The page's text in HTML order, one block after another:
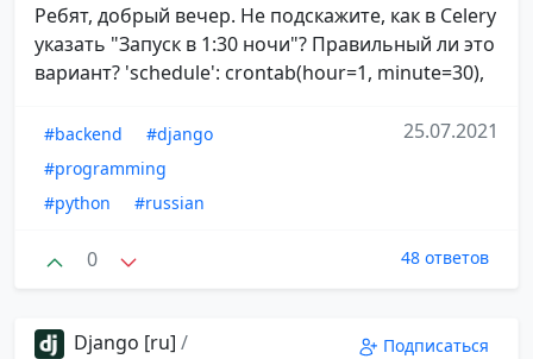
Ребят, добрый вечер. Не подскажите, как в Celery
указать "Запуск в 1:30 ночи"? Правильный ли это
вариант? 'schedule': crontab(hour=1, minute=30),
#backend
#django
#programming
#python
#russian
25.07.2021
0 48 ответов
Django [ru] /
Подписаться